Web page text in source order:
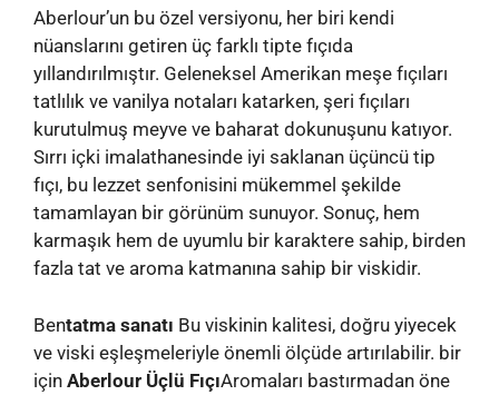
Aberlour’un bu özel versiyonu, her biri kendi
nüanslarını getiren üç farklı tipte fıçıda
yıllandırılmıştır. Geleneksel Amerikan meşe fıçıları
tatlılık ve vanilya notaları katarken, şeri fıçıları
kurutulmuş meyve ve baharat dokunuşunu katıyor.
Sırrı içki imalathanesinde iyi saklanan üçüncü tip
fıçı, bu lezzet senfonisini mükemmel şekilde
tamamlayan bir görünüm sunuyor. Sonuç, hem
karmaşık hem de uyumlu bir karaktere sahip, birden
fazla tat ve aroma katmanına sahip bir viskidir.
Bentatma sanatı Bu viskinin kalitesi, doğru yiyecek
ve viski eşleşmeleriyle önemli ölçüde artırılabilir. bir
için Aberlour Üçlü FıçıAromaları bastırmadan öne